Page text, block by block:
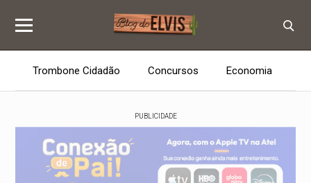
Trombone Cidadão Concursos Economia
PUBLICIDADE